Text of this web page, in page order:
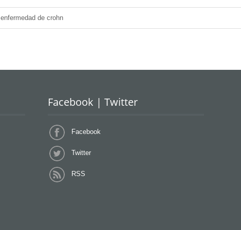
enfermedad de crohn
Facebook | Twitter
Facebook
Twitter
RSS